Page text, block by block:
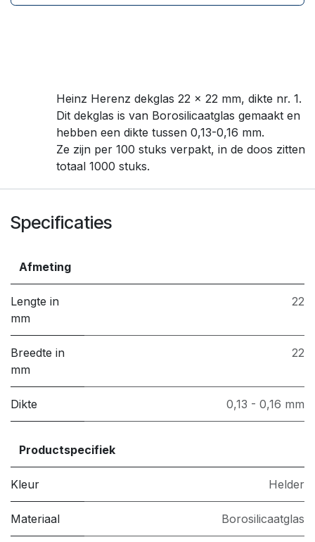
Heinz Herenz dekglas 22 x 22 mm, dikte nr. 1.
Dit dekglas is van Borosilicaatglas gemaakt en
hebben een dikte tussen 0,13-0,16 mm.
Ze zijn per 100 stuks verpakt, in de doos zitten
totaal 1000 stuks.
Specificaties
Afmeting
Lengte in
mm
22
Breedte in
mm
22
Dikte 0,13 - 0,16 mm
Productspecifiek
Kleur Helder
Materiaal Borosilicaatglas